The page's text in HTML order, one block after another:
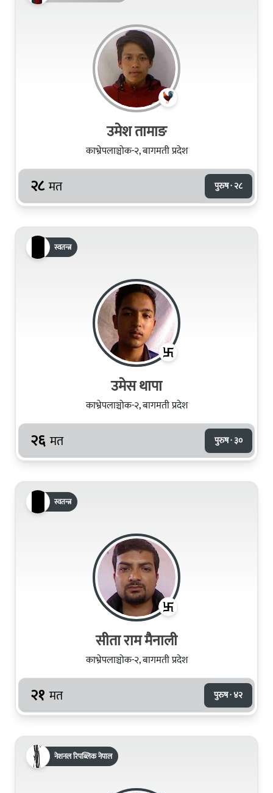
उमेश तामाङ
काभ्रेपलाञ्चोक-२, बागमती प्रदेश
२८ मत पुरुष · २८
स्वतन्त्र
उमेस थापा
काभ्रेपलाञ्चोक-२, बागमती प्रदेश
२६ मत पुरुष · ३०
स्वतन्त्र
सीता राम मैनाली
काभ्रेपलाञ्चोक-२, बागमती प्रदेश
२१ मत पुरुष · ४२
नेशनल रिपब्लिक नेपाल